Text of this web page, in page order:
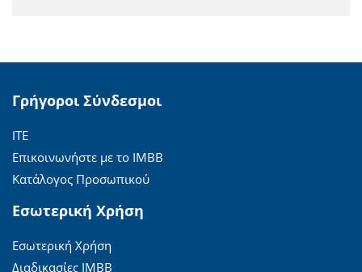
Γρήγοροι Σύνδεσμοι
ΙΤΕ
Επικοινωνήστε με το ΙΜΒΒ
Κατάλογος Προσωπικού
Εσωτερική Χρήση
Εσωτερική Χρήση
Διαδικασίες ΙΜΒΒ